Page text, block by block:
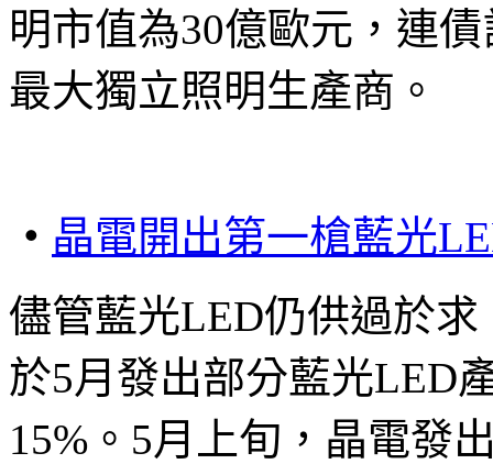
明市值為30億歐元，連
最大獨立照明生產商。
‧ 晶電開出第一槍藍光
儘管藍光LED仍供過於
於5月發出部分藍光LED
15%。5月上旬，晶電發